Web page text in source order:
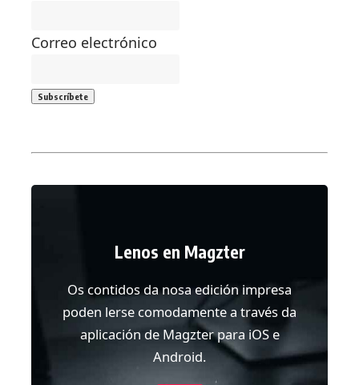
Correo electrónico
Lenos en Magzter
Os contidos da nosa edición impresa
poden lerse comodamente a través da
aplicación de Magzter para iOS e
Android.